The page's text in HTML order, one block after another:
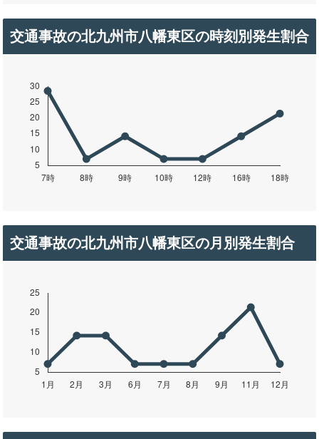
交通事故の北九州市八幡東区の時刻別発生割合
交通事故の北九州市八幡東区の月別発生割合